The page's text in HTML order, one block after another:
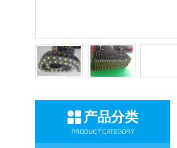
产品分类
PRODUCT CATEGORY